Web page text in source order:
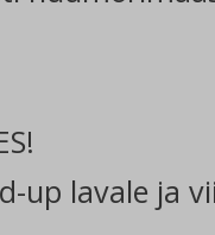
up lavale ja